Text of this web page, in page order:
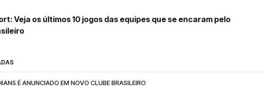
Veja os últimos 10 jogos das equipes que se encaram pelo
É ANUNCIADO EM NOVO CLUBE BRASILEIRO